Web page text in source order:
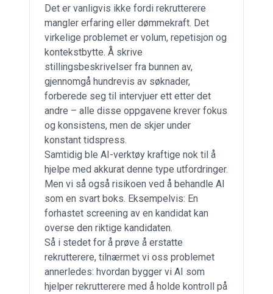
Det er vanligvis ikke fordi rekrutterere
mangler erfaring eller dømmekraft. Det
virkelige problemet er volum, repetisjon og
kontekstbytte. Å skrive
stillingsbeskrivelser fra bunnen av,
gjennomgå hundrevis av søknader,
forberede seg til intervjuer ett etter det
andre – alle disse oppgavene krever fokus
og konsistens, men de skjer under
konstant tidspress.
Samtidig ble AI-verktøy kraftige nok til å
hjelpe med akkurat denne type utfordringer.
Men vi så også risikoen ved å behandle AI
som en svart boks. Eksempelvis: En
forhastet screening av en kandidat kan
overse den riktige kandidaten.
Så i stedet for å prøve å erstatte
rekrutterere, tilnærmet vi oss problemet
annerledes: hvordan bygger vi AI som
hjelper rekrutterere med å holde kontroll på